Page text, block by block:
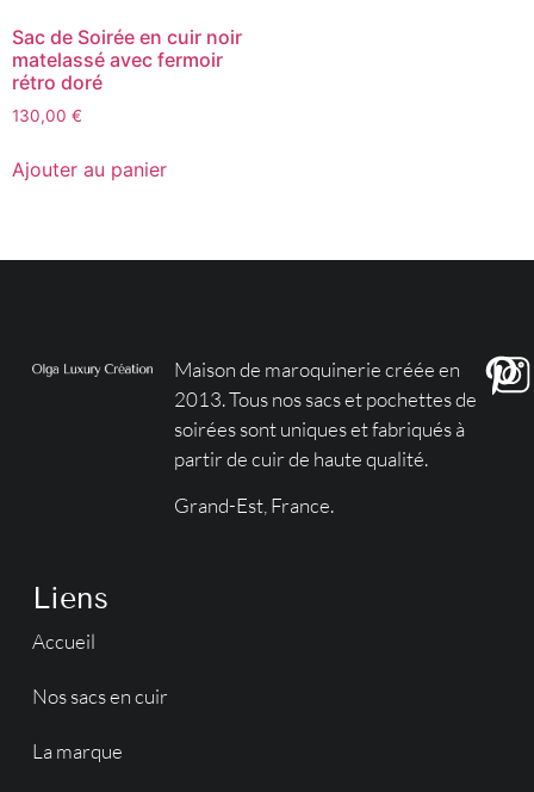
Sac de Soirée en cuir noir
matelassé avec fermoir
rétro doré
130,00 €
Ajouter au panier
Maison de maroquinerie créée en
2013. Tous nos sacs et pochettes de
soirées sont uniques et fabriqués à
partir de cuir de haute qualité.
Grand-Est, France.
Liens
Accueil
Nos sacs en cuir
La marque